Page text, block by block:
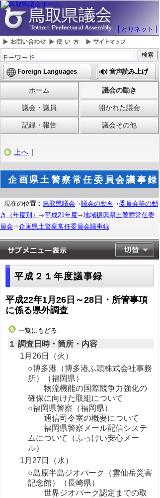
とりネット
Foreign Languages 音声読み上げ
ホーム 議会の動き
議会・議員 開かれた議会
記録・報告 議会その他
上へ ｜
企画県土警察常任委員会議事録
現在の位置： 鳥取県議会 議会の動き
委員会等の動
き（年度別）
平成21年度
地域振興県土警察常任委
員会
企画県土警察常任委員会議事録
平成２１年度議事録
平成22年1月26日～28日・所管事項
に係る県外調査
一覧にもどる
１ 調査日時・箇所・内容
1月26日（火）
○博多港（博多港ふ頭株式会社事務
所）（福岡県）
物流機能の国際競争力強化の
確保に向けた取組について
○福岡県警察（福岡県）
通信司令室の概要について
福岡県警察メール配信システ
ムについて（ふっけい安心メー
ル）
1月27日（水）
○島原半島ジオパーク（雲仙岳災害
記念館）（長崎県）
世界ジオパーク認定までの取